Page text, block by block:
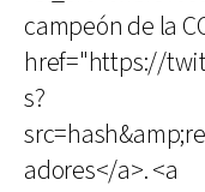
campeón de la
href="https://
s?
adores</a>. <a